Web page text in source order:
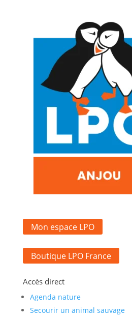
Mon espace LPO
Boutique LPO France
Accès direct
Agenda nature
Secourir un animal sauvage